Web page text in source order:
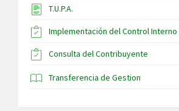
T.U.P.A.
Implementación del Control Interno
Consulta del Contribuyente
Transferencia de Gestion